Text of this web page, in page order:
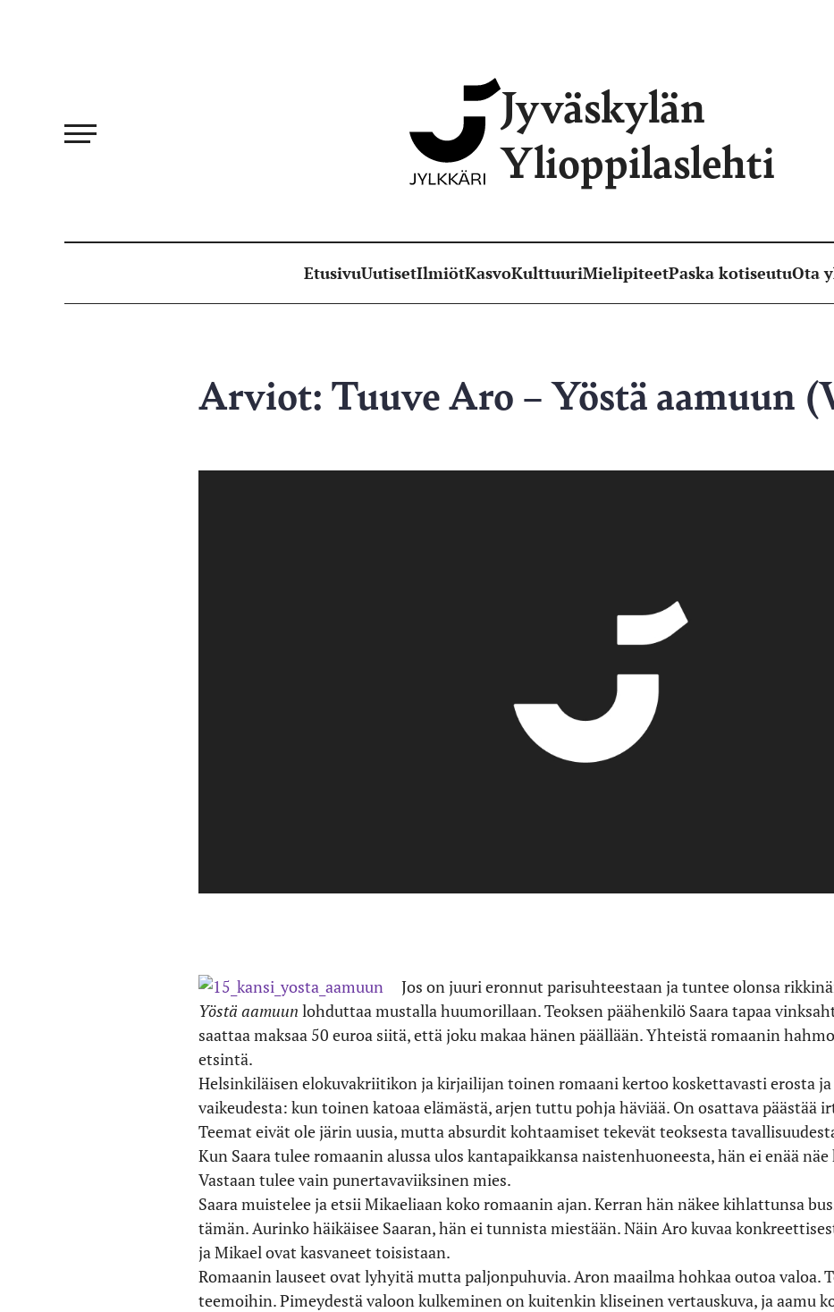
Jyväskylän
Ylioppilaslehti
EtusivuUutisetIlmiötKasvoKulttuuriMielipiteetPaska kotiseutuOta
Arviot: Tuuve Aro – Yöstä aamuun
Jos on juuri eronnut parisuhteestaan ja tuntee olonsa
Yöstä aamuun lohduttaa mustalla huumorillaan. Teoksen päähenkilö Saara tapaa
saattaa maksaa 50 euroa siitä, että joku makaa hänen päällään. Yhteistä romaanin
etsintä.
Helsinkiläisen elokuvakriitikon ja kirjailijan toinen romaani kertoo koskettavasti erosta ja
vaikeudesta: kun toinen katoaa elämästä, arjen tuttu pohja häviää. On osattava päästää
Teemat eivät ole järin uusia, mutta absurdit kohtaamiset tekevät teoksesta
Kun Saara tulee romaanin alussa ulos kantapaikkansa naistenhuoneesta, hän ei enää
Vastaan tulee vain punertavaviiksinen mies.
Saara muistelee ja etsii Mikaeliaan koko romaanin ajan. Kerran hän näkee kihlattunsa
tämän. Aurinko häikäisee Saaran, hän ei tunnista miestään. Näin Aro kuvaa
ja Mikael ovat kasvaneet toisistaan.
Romaanin lauseet ovat lyhyitä mutta paljonpuhuvia. Aron maailma hohkaa outoa valoa.
teemoihin. Pimeydestä valoon kulkeminen on kuitenkin kliseinen vertauskuva, ja aamu